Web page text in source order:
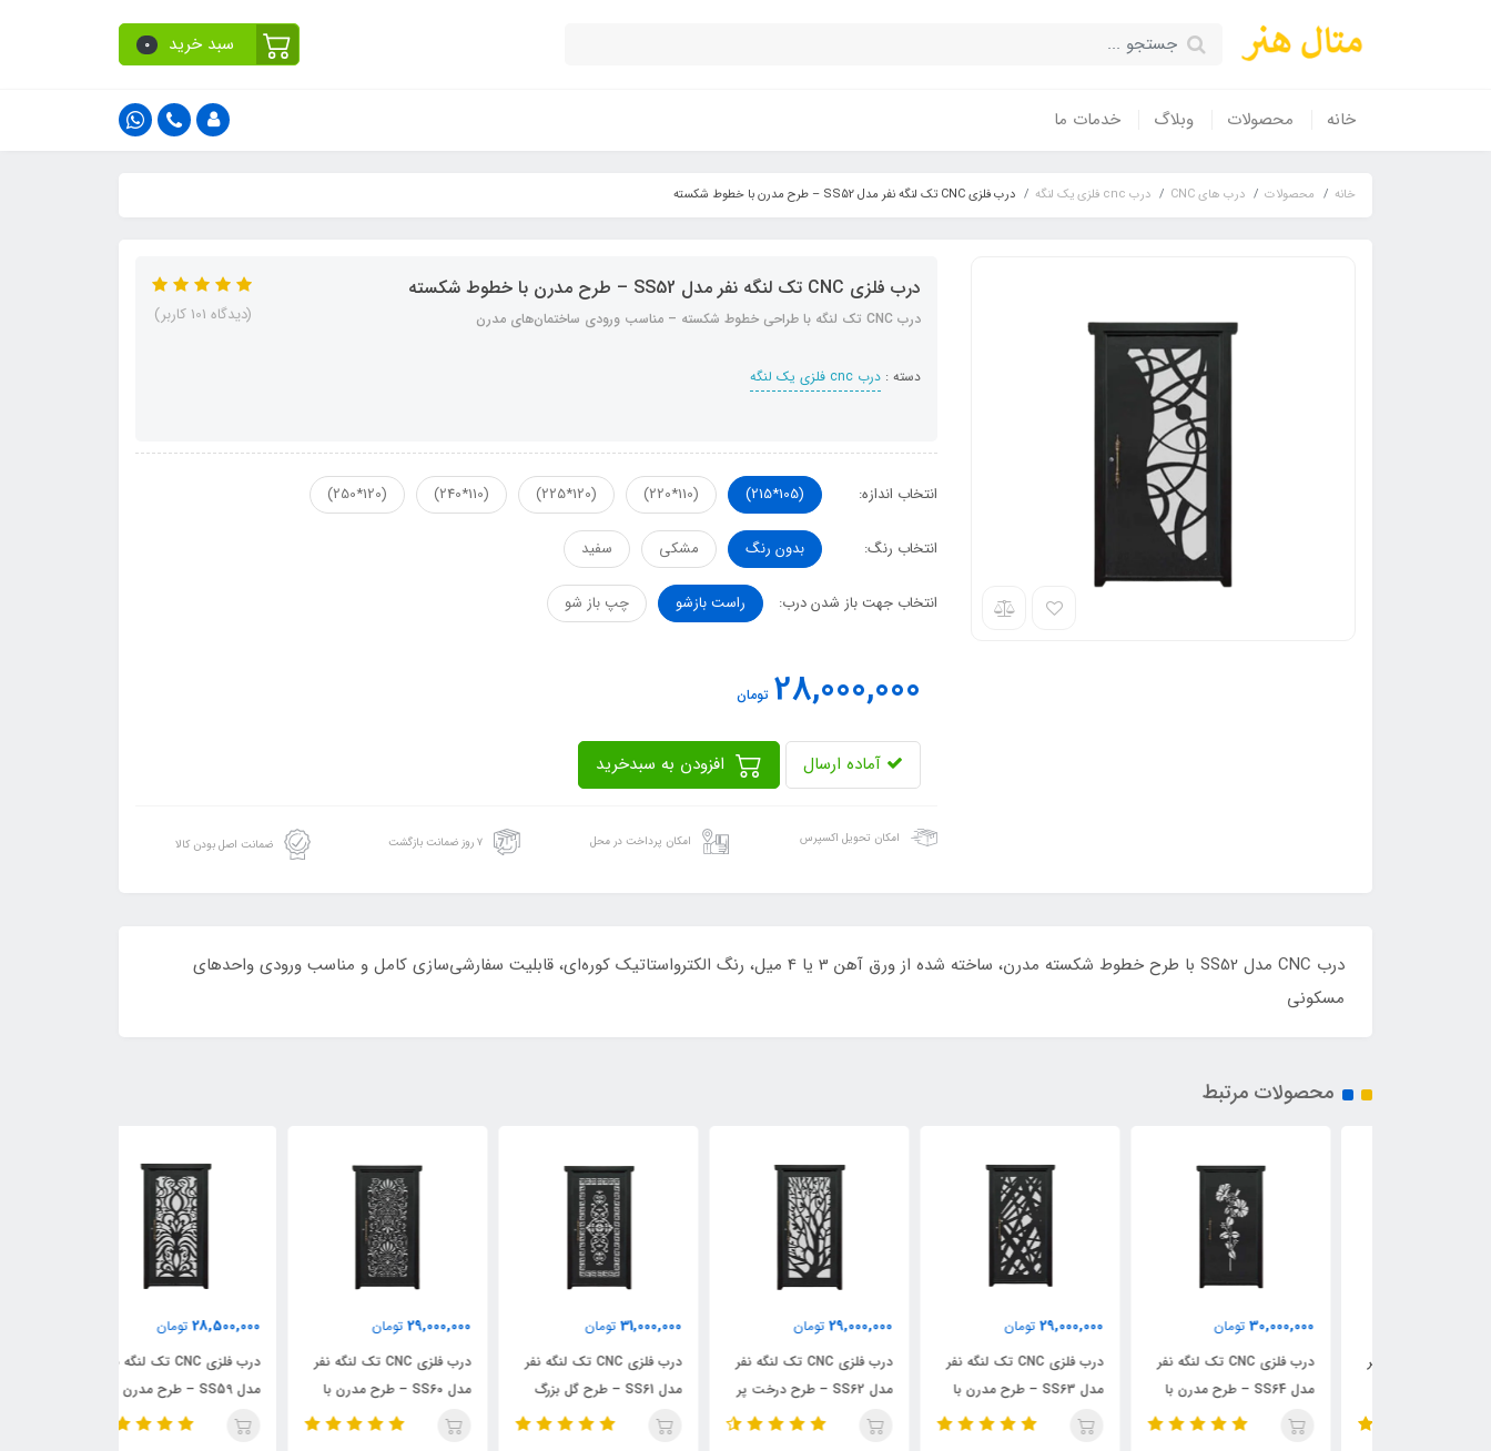
سبد خرید 0
خانه محصولات وبلاگ خدمات ما
خانه محصولات درب های CNC درب cnc فلزی یک لنگه درب فلزی CNC تک لنگه نفر مدل SS52 – طرح مدرن با خطوط شکسته
درب فلزی CNC تک لنگه نفر مدل SS52 – طرح مدرن با خطوط شکسته
درب CNC تک لنگه با طراحی خطوط شکسته – مناسب ورودی ساختمان‌های مدرن
دسته : درب cnc فلزی یک لنگه
(دیدگاه 101 کاربر)
انتخاب اندازه: (105*215)
(110*220)
(120*225)
(110*240)
(120*250)
انتخاب رنگ: بدون رنگ مشکی سفید
انتخاب جهت باز شدن درب: راست بازشو چپ باز شو
28,000,000 تومان
آماده ارسال
امکان تحویل اکسپرس امکان پرداخت در محل ۷ روز ضمانت بازگشت ضمانت اصل بودن کالا
درب CNC مدل SS52 با طرح خطوط شکسته مدرن، ساخته شده از ورق آهن 3 یا 4 میل، رنگ الکترواستاتیک کوره‌ای، قابلیت سفارشی‌سازی کامل و مناسب ورودی واحدهای
مسکونی
محصولات مرتبط
30,000,000 تومان
درب فلزی CNC تک لنگه نفر
مدل SS64 – طرح مدرن با
الگوی گل زیبا
29,000,000 تومان
درب فلزی CNC تک لنگه نفر
مدل SS63 – طرح مدرن با
قاب خاص و خطوط مینیمال
29,000,000 تومان
درب فلزی CNC تک لنگه نفر
مدل SS62 – طرح درخت پر
شاخه و برگ
31,000,000 تومان
درب فلزی CNC تک لنگه نفر
مدل SS61 – طرح گل بزرگ
29,000,000 تومان
درب فلزی CNC تک لنگه نفر
مدل SS60 – طرح مدرن با
قاب‌بندی هندسی
28,500,000 تومان
درب فلزی CNC تک لنگه نفر
مدل SS59 – طرح مدرن